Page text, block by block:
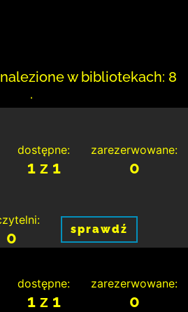
w bibliotekach: 8
.
dostępne:
1 z 1
zarezerwowane:
0
0 sprawdź
dostępne:
1 z 1
zarezerwowane:
0